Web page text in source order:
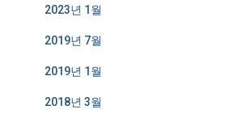
2023년 1월
2019년 7월
2019년 1월
2018년 3월